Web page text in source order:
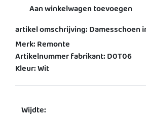
Aan winkelwagen toevoegen
artikel omschrijving: Damesschoen
Merk: Remonte
Artikelnummer fabrikant: D0T06
Kleur: Wit
Wijdte: